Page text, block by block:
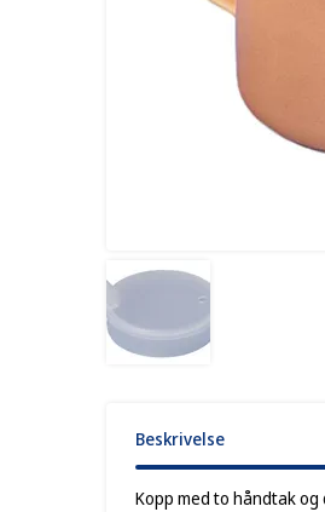
Beskrivelse
Kopp med to håndtak